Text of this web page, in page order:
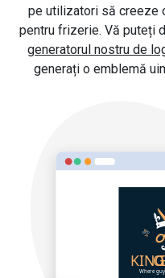
pe utilizatori să creeze
pentru frizerie. Vă puteți
generatorul nostru de
generați o emblemă